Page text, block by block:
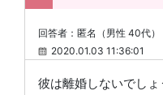
回答者：匿名（男性 40代
2020.01.03 11:36:01
彼は離婚しないでしょ